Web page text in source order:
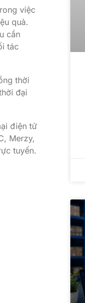
việc
quả.
cần
tác
thời
đại
điện tử
Merzy,
tuyến.